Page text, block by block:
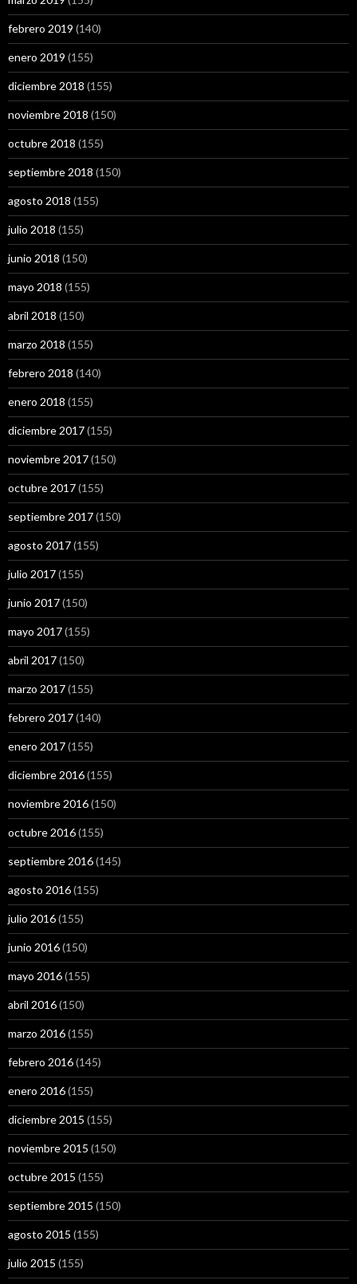
febrero 2019 (140)
enero 2019 (155)
diciembre 2018 (155)
noviembre 2018 (150)
octubre 2018 (155)
septiembre 2018 (150)
agosto 2018 (155)
julio 2018 (155)
junio 2018 (150)
mayo 2018 (155)
abril 2018 (150)
marzo 2018 (155)
febrero 2018 (140)
enero 2018 (155)
diciembre 2017(155)
noviembre 2017(150)
octubre 2017(155)
septiembre 2017(150)
agosto 2017(155)
julio 2017(155)
junio 2017(150)
mayo 2017(155)
abril 2017(150)
marzo 2017(155)
febrero 2017(140)
enero 2017(155)
diciembre 2016(155)
noviembre 2016(150)
octubre 2016(155)
septiembre 2016(145)
agosto 2016(155)
julio 2016(155)
junio 2016(150)
mayo 2016(155)
abril 2016(150)
marzo 2016(155)
febrero 2016(145)
enero 2016(155)
diciembre 2015 (155)
noviembre 2015 (150)
octubre 2015 (155)
septiembre 2015 (150)
agosto 2015 (155)
julio 2015 (155)